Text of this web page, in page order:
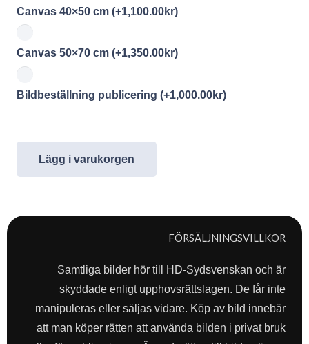
Canvas 40×50 cm (+1,100.00kr)
Canvas 50×70 cm (+1,350.00kr)
Bildbeställning publicering (+1,000.00kr)
Lägg i varukorgen
FÖRSÄLJNINGSVILLKOR
Samtliga bilder hör till HD-Sydsvenskan och är
skyddade enligt upphovsrättslagen. De får inte
manipuleras eller säljas vidare. Köp av bild innebär
att man köper rätten att använda bilden i privat bruk